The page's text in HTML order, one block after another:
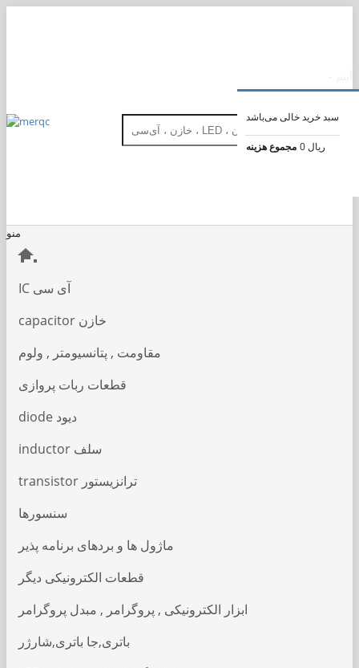
سبد خرید خالی می‌باشد
مجموع هزینه 0 ریال
منو
IC آی سی
capacitor خازن
مقاومت , پتانسیومتر , ولوم
قطعات ربات پروازی
diode دیود
inductor سلف
transistor ترانزیستور
سنسورها
ماژول ها و بردهای برنامه پذیر
قطعات الکترونیکی دیگر
ابزار الکترونیکی , پروگرامر , مبدل پروگرامر
باتری,جا باتری,شارژر